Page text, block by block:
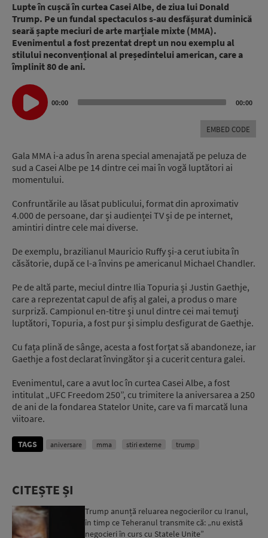
Lupte în cușcă în curtea Casei Albe, de ziua lui Donald
Trump. Pe un fundal spectaculos s-au desfășurat duminică
seară șapte meciuri de arte marțiale mixte (MMA).
Evenimentul a fost prezentat drept un nou exemplu al
stilului neconvențional al președintelui american, care a
împlinit 80 de ani.
Audio
Player
00:00 00:00
EMBED CODE
Gala MMA i-a adus în arena special amenajată pe peluza de
sud a Casei Albe pe 14 dintre cei mai în vogă luptători ai
momentului.
Confruntările au lăsat publicului, format din aproximativ
4.000 de persoane, dar și audienței TV și de pe internet,
amintiri dintre cele mai diverse.
De exemplu, brazilianul Mauricio Ruffy și-a cerut iubita în
căsătorie, după ce l-a învins pe americanul Michael Chandler.
Pe de altă parte, meciul dintre Ilia Topuria și Justin Gaethje,
care a reprezentat capul de afiș al galei, a produs o mare
surpriză. Campionul en-titre și unul dintre cei mai temuți
luptători, Topuria, a fost pur și simplu desfigurat de Gaethje.
Cu fața plină de sânge, acesta a fost forțat să abandoneze, iar
Gaethje a fost declarat învingător și a cucerit centura galei.
Evenimentul, care a avut loc în curtea Casei Albe, a fost
intitulat „UFC Freedom 250”, cu trimitere la aniversarea a 250
de ani de la fondarea Statelor Unite, care va fi marcată luna
viitoare.
TAGS aniversare mma stiri externe trump
CITEȘTE ȘI
Trump anunță reluarea negocierilor cu Iranul,
în timp ce Teheranul transmite că: „nu există
negocieri în curs cu Statele Unite”